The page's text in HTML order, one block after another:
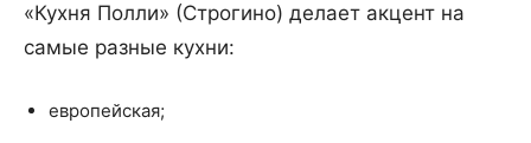
«Кухня Полли» (Строгино) делает акцент на
самые разные кухни:
европейская;